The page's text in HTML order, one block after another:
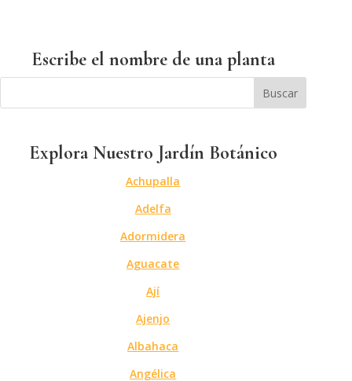
Escribe el nombre de una planta
Explora Nuestro Jardín Botánico
Achupalla
Adelfa
Adormidera
Aguacate
Ají
Ajenjo
Albahaca
Angélica